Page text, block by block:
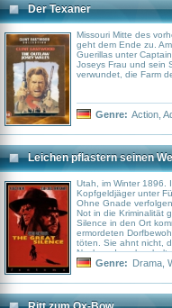
Der Texaner
Missouri Mitte des
geht dem Ende zu.
Guerillas unter
Joseys Frau und sein
verwundet, die Farm
Genre: Action
Leichen pflastern seinen
Utah, im Winter 1896.
Kopfgeldjäger unter
Ohne Gnade
Not in die Kriminalität
Silence in den Ort
ermordeten
töten. Sie ahnt nicht,
Nach und nach
bereits einen Plan
Genre: Drama